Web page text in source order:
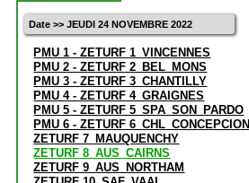
Date >> JEUDI 24 NOVEMBRE 2022
PMU 1 - ZETURF 1_VINCENNES
PMU 2 - ZETURF 2_BEL_MONS
PMU 3 - ZETURF 3_CHANTILLY
PMU 4 - ZETURF 4_GRAIGNES
PMU 5 - ZETURF 5_SPA_SON_PARDO
PMU 6 - ZETURF 6_CHL_CONCEPCION
ZETURF 7_MAUQUENCHY
ZETURF 8_AUS_CAIRNS
ZETURF 9_AUS_NORTHAM